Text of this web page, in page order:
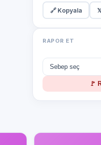
🔗 Kopyala
RAPOR ET
🚩